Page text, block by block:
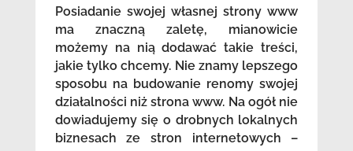
Posiadanie swojej własnej strony www
ma znaczną zaletę, mianowicie
możemy na nią dodawać takie treści,
jakie tylko chcemy. Nie znamy lepszego
sposobu na budowanie renomy swojej
działalności niż strona www. Na ogół nie
dowiadujemy się o drobnych lokalnych
biznesach ze stron internetowych –